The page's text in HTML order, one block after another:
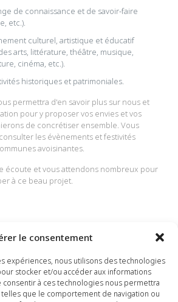
le consentement
expériences, nous utilisons des technologies
stocker et/ou accéder aux informations
consentir à ces technologies nous permettra
que le comportement de navigation ou
de connaissance et de savoir-faire
etc.).
culturel, artistique et éducatif
arts, littérature, théâtre, musique,
cinéma, etc.).
historiques et patrimoniales.
permettra d'en savoir plus sur nous et
pour y proposer vos envies et vos
de concrétiser ensemble. Vous
les évènements et festivités
avoisinantes.
écoute et vous attendons nombreux pour
à ce beau projet.